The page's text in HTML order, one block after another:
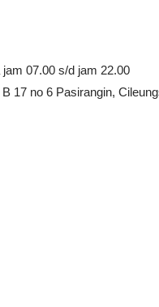
jam 07.00 s/d jam 22.00
17 no 6 Pasirangin,